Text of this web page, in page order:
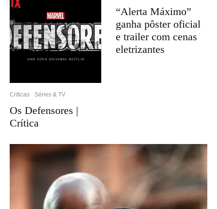
Críticas Séries & TV
Os Defensores |
Crítica
“Alerta Máximo”
ganha pôster oficial
e trailer com cenas
eletrizantes